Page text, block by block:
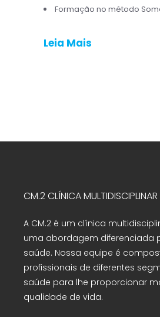
Formação no método
Leia Mais
CM.2 CLÍNICA MULTIDISCIPLINAR
A CM.2 é um clínica
uma abordagem diferenciada
saúde. Nossa equipe é
profissionais de diferentes
saúde para lhe proporcionar
qualidade de vida.